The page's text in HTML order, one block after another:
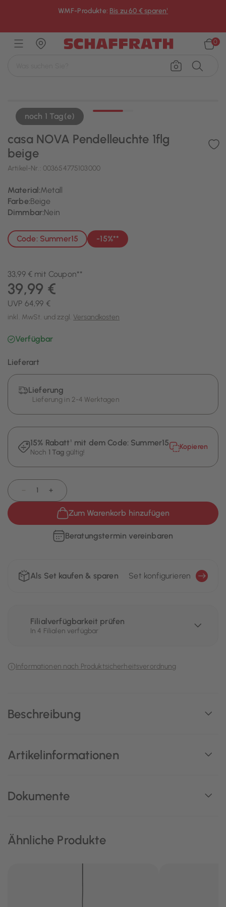
WMF-Produkte: Bis zu 60 € sparen¹
0
noch 1 Tag(e)
Beschreibung
Artikelinformationen
Dokumente
casa NOVA Pendelleuchte 1flg
beige
Artikel-Nr.: 003654775103000
Material:Metall
Farbe:Beige
Dimmbar:Nein
Code: Summer15 -15%**
33,99 € mit Coupon**
UVP 64,99 €
39,99 €
inkl. MwSt. und zzgl. Versandkosten
Verfügbar
Lieferart
Lieferung
Lieferung in 2-4 Werktagen
15% Rabatt¹ mit dem Code: Summer15
Noch 1 Tag gültig!
Kopieren
+
Zum Warenkorb hinzufügen
Beratungstermin vereinbaren
Als Set kaufen & sparen Set konfigurieren
Filialverfügbarkeit prüfen
In 4 Filialen verfügbar
Informationen nach Produktsicherheitsverordnung